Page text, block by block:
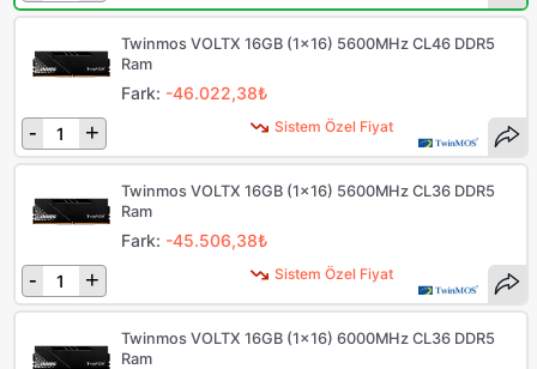
Sistem Özel Fiyat
Twinmos VOLTX 16GB (1x16) 5600MHz CL46 DDR5
Ram
Fark: -46.022,38₺
- +
Sistem Özel Fiyat
Twinmos VOLTX 16GB (1x16) 5600MHz CL36 DDR5
Ram
Fark: -45.506,38₺
- +
Twinmos VOLTX 16GB (1x16) 6000MHz CL36 DDR5
Ram